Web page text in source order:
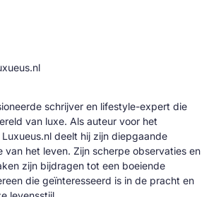
schrijver en lifestyle-expert die
van luxe. Als auteur voor het
deelt hij zijn diepgaande
van het leven. Zijn scherpe observaties en
zijn bijdragen tot een boeiende
die geïnteresseerd is in de pracht en